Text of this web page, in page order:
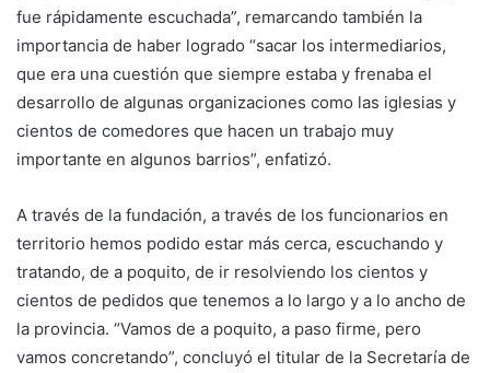
fue rápidamente escuchada”, remarcando también la
importancia de haber logrado “sacar los intermediarios,
que era una cuestión que siempre estaba y frenaba el
desarrollo de algunas organizaciones como las iglesias y
cientos de comedores que hacen un trabajo muy
importante en algunos barrios”, enfatizó.
A través de la fundación, a través de los funcionarios en
territorio hemos podido estar más cerca, escuchando y
tratando, de a poquito, de ir resolviendo los cientos y
cientos de pedidos que tenemos a lo largo y a lo ancho de
la provincia. “Vamos de a poquito, a paso firme, pero
vamos concretando”, concluyó el titular de la Secretaría de